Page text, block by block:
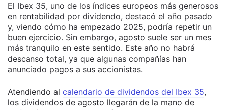
El Ibex 35, uno de los índices europeos más generosos
en rentabilidad por dividendo, destacó el año pasado
y, viendo cómo ha empezado 2025, podría repetir un
buen ejercicio. Sin embargo, agosto suele ser un mes
más tranquilo en este sentido. Este año no habrá
descanso total, ya que algunas compañías han
anunciado pagos a sus accionistas.
Atendiendo al calendario de dividendos del Ibex 35,
los dividendos de agosto llegarán de la mano de